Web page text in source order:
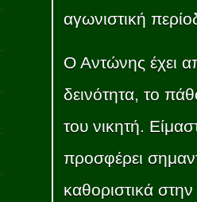
αγωνιστική
Ο Αντώνης έχει
δεινότητα, το
του νικητή.
προσφέρει
καθοριστικά